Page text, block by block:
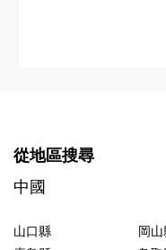
從地區搜尋
中國
山口縣 岡山